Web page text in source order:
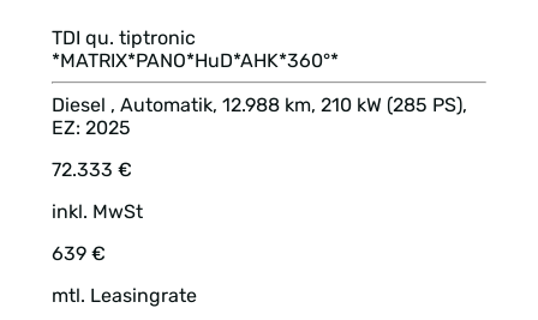
TDI qu. tiptronic
*MATRIX*PANO*HuD*AHK*360°*
Diesel , Automatik, 12.988 km, 210 kW (285 PS),
EZ: 2025
72.333 €
inkl. MwSt
639 €
mtl. Leasingrate